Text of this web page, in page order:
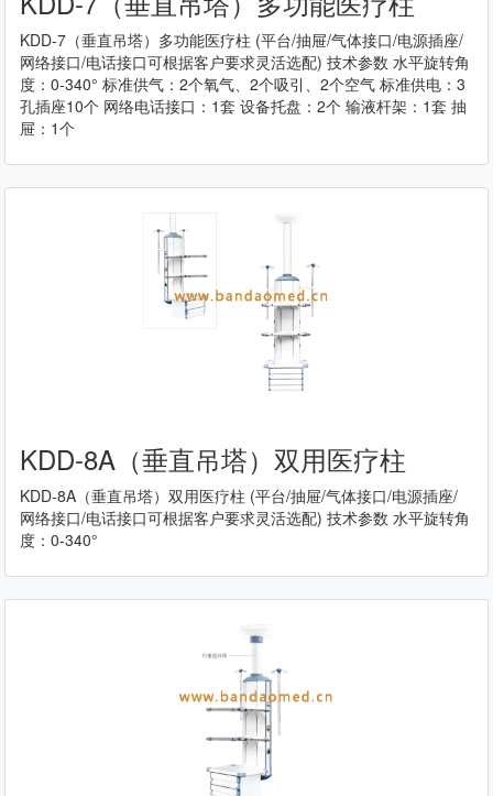
KDD-7（垂直吊塔）多功能医疗柱 (平台/抽屉/气体接口/电源插座/
网络接口/电话接口可根据客户要求灵活选配) 技术参数 水平旋转角
度：0-340° 标准供气：2个氧气、2个吸引、2个空气 标准供电：3
孔插座10个 网络电话接口：1套 设备托盘：2个 输液杆架：1套 抽
屉：1个
KDD-8A（垂直吊塔）双用医疗柱
KDD-8A（垂直吊塔）双用医疗柱 (平台/抽屉/气体接口/电源插座/
网络接口/电话接口可根据客户要求灵活选配) 技术参数 水平旋转角
度：0-340°